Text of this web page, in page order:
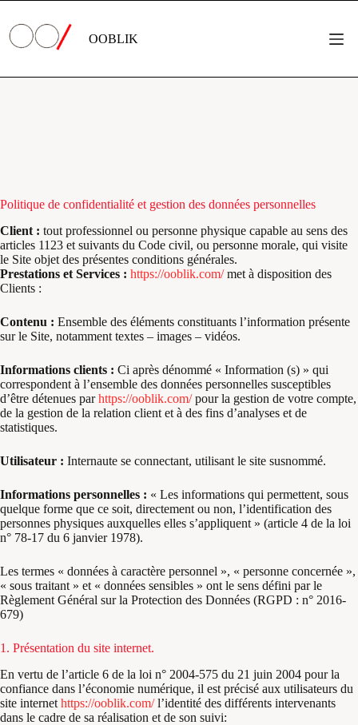
contenu
OOBLIK
Politique de confidentialité et gestion des données personnelles
Client : tout professionnel ou personne physique capable au sens des
articles 1123 et suivants du Code civil, ou personne morale, qui visite
le Site objet des présentes conditions générales.
Prestations et Services : https://ooblik.com/met à disposition des
Clients :
Contenu : Ensemble des éléments constituants l’information présente
sur le Site, notamment textes – images – vidéos.
Informations clients : Ci après dénommé « Information (s) » qui
correspondent à l’ensemble des données personnelles susceptibles
d’être détenues parhttps://ooblik.com/pour la gestion de votre compte,
de la gestion de la relation client et à des fins d’analyses et de
statistiques.
Utilisateur : Internaute se connectant, utilisant le site susnommé.
Informations personnelles : « Les informations qui permettent, sous
quelque forme que ce soit, directement ou non, l’identification des
personnes physiques auxquelles elles s’appliquent » (article 4 de la loi
n° 78-17 du 6 janvier 1978).
Les termes « données à caractère personnel », « personne concernée »,
« sous traitant » et « données sensibles » ont le sens défini par le
Règlement Général sur la Protection des Données (RGPD : n° 2016-
679)
1. Présentation du site internet.
En vertu de l’article 6 de la loi n° 2004-575 du 21 juin 2004 pour la
confiance dans l’économie numérique, il est précisé aux utilisateurs du
site internet https://ooblik.com/l’identité des différents intervenants
dans le cadre de sa réalisation et de son suivi: